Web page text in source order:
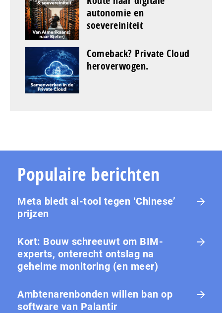
autonomie en
soevereiniteit
Comeback? Private Cloud
heroverwogen.
Populaire berichten
Meta biedt ai-tool tegen ‘Chinese’
prijzen
Kort: Bouw schreeuwt om BIM-
experts, onterecht ontslag na
geheime monitoring (en meer)
Ambtenarenbonden willen ban op
software van Palantir